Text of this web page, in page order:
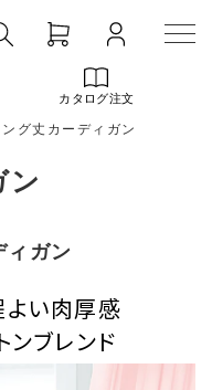
カタログ注文
ング丈カーディガン
ン
ィガン
よい肉厚感
ブレンド